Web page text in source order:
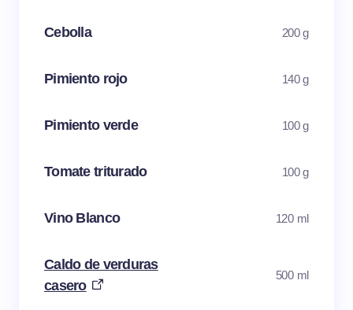
Cebolla 200 g
Pimiento rojo 140 g
Pimiento verde 100 g
Tomate triturado 100 g
Vino Blanco 120 ml
Caldo de verduras
casero
500 ml